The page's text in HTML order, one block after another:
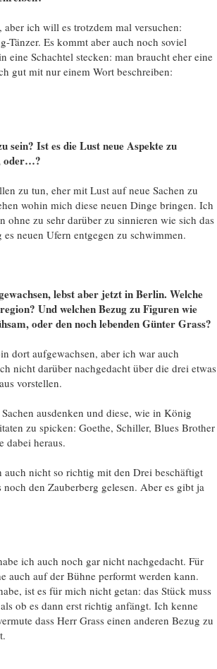
ich will es trotzdem mal versuchen:
Tänzer. Es kommt aber auch noch soviel
eine Schachtel stecken: man braucht eher eine
gut mit nur einem Wort beschreiben:
sein? Ist es die Lust neue Aspekte zu
oder…?
zu tun, eher mit Lust auf neue Sachen zu
wohin mich diese neuen Dinge bringen. Ich
ohne zu sehr darüber zu sinnieren wie sich das
neuen Ufern entgegen zu schwimmen.
lebst aber jetzt in Berlin. Welche
Und welchen Bezug zu Figuren wie
oder den noch lebenden Günter Grass?
dort aufgewachsen, aber ich war auch
nicht darüber nachgedacht über die drei etwas
vorstellen.
ausdenken und diese, wie in König
zu spicken: Goethe, Schiller, Blues Brother
dabei heraus.
auch nicht so richtig mit den Drei beschäftigt
den Zauberberg gelesen. Aber es gibt ja
ich auch noch gar nicht nachgedacht. Für
auch auf der Bühne performt werden kann.
ist es für mich nicht getan: das Stück muss
ob es dann erst richtig anfängt. Ich kenne
dass Herr Grass einen anderen Bezug zu